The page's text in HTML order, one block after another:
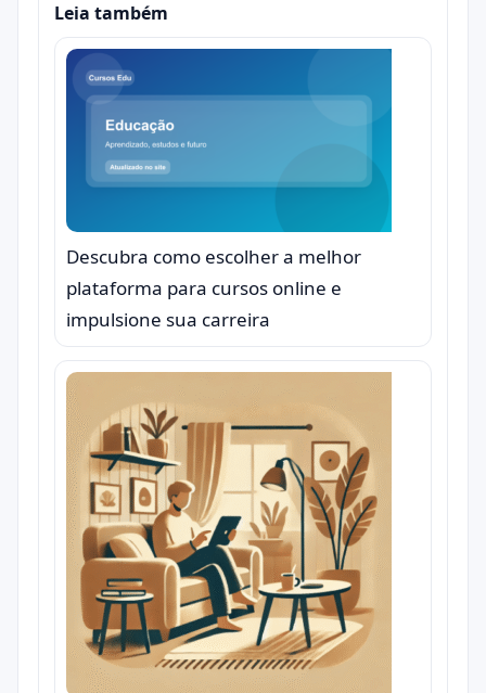
Leia também
Descubra como escolher a melhor
plataforma para cursos online e
impulsione sua carreira